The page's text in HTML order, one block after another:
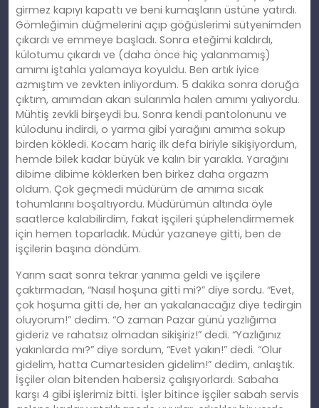
girmez kapıyı kapattı ve beni kumaşların üstüne yatırdı.
Gömleğimin düğmelerini açıp göğüslerimi sütyenimden
çıkardı ve emmeye başladı. Sonra eteğimi kaldırdı,
külotumu çıkardı ve (daha önce hiç yalanmamış)
amımı iştahla yalamaya koyuldu. Ben artık iyice
azmıştım ve zevkten inliyordum. 5 dakika sonra doruğa
çıktım, amımdan akan sularımla halen amımı yalıyordu.
Mühtiş zevkli birşeydi bu. Sonra kendi pantolonunu ve
külodunu indirdi, o yarma gibi yarağını amıma sokup
birden kökledi. Kocam hariç ilk defa biriyle sikişiyordum,
hemde bilek kadar büyük ve kalın bir yarakla. Yarağını
dibime dibime köklerken ben birkez daha orgazm
oldum. Çok geçmedi müdürüm de amıma sıcak
tohumlarını boşaltıyordu. Müdürümün altında öyle
saatlerce kalabilirdim, fakat işçileri şüphelendirmemek
için hemen toparladık. Müdür yazaneye gitti, ben de
işçilerin başına döndüm.
Yarım saat sonra tekrar yanıma geldi ve işçilere
çaktırmadan, “Nasıl hoşuna gitti mi?” diye sordu. “Evet,
çok hoşuma gitti de, her an yakalanacağız diye tedirgin
oluyorum!” dedim. “O zaman Pazar günü yazlığıma
gideriz ve rahatsız olmadan sikişiriz!” dedi. “Yazlığınız
yakınlarda mı?” diye sordum, “Evet yakın!” dedi. “Olur
gidelim, hatta Cumartesiden gidelim!” dedim, anlaştık.
İşçiler olan bitenden habersiz çalışıyorlardı. Sabaha
karşı 4 gibi işlerimiz bitti. İşler bitince işçiler sabah servis